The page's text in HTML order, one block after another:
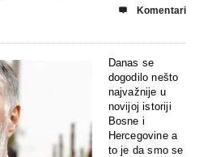
 Komentari
Danas se
dogodilo nešto
najvažnije u
novijoj istoriji
Bosne i
Hercegovine a
to je da smo se